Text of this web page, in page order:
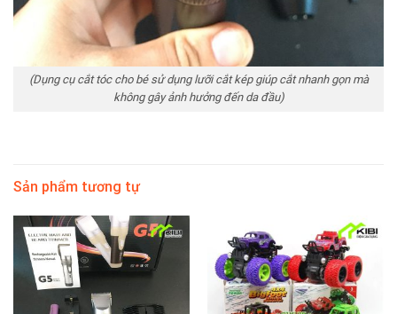
(Dụng cụ cắt tóc cho bé sử dụng lưỡi cắt kép giúp cắt nhanh gọn mà
không gây ảnh hưởng đến da đầu)
Sản phẩm tương tự